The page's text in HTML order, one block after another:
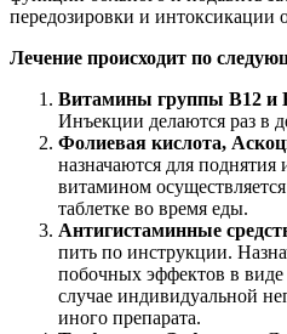
передозировки и интоксикации
Лечение происходит по
Витамины группы В12 и
Инъекции делаются раз в
Фолиевая кислота,
назначаются для
витамином
таблетке во время еды.
Антигистаминные
пить по инструкции.
побочных эффектов в виде
случае индивидуальной
иного препарата.